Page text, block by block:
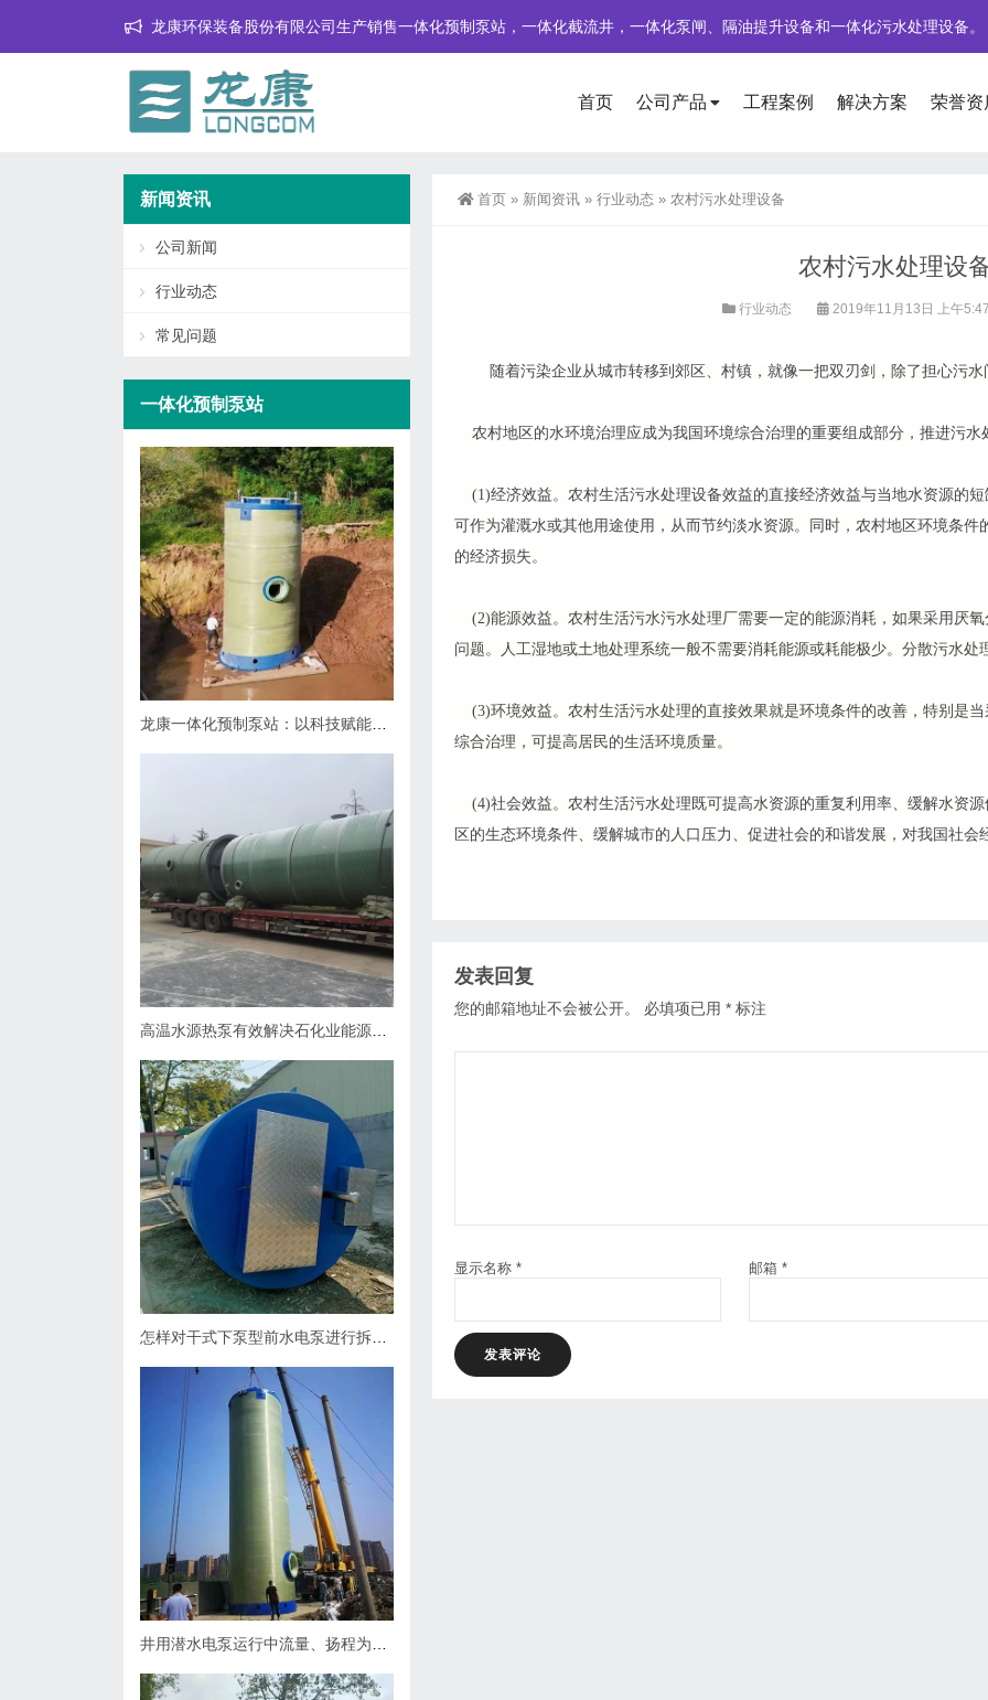
龙康环保装备股份有限公司生产销售一体化预制泵站，一体化截流井，一体化泵闸、隔油提升设备和一体化污水处理设备。
首页 公司产品 工程案例 解决方案 荣誉资
首页 » 新闻资讯 » 行业动态 » 农村污水处理设备
农村污水处理设
行业动态 2019年11月13日 上午
随着污染企业从城市转移到郊区、村镇，就像一把双刃剑，除了担心污
农村地区的水环境治理应成为我国环境综合治理的重要组成部分，推进污水
(1)经济效益。农村生活污水处理设备效益的直接经济效益与当地水资源的
可作为灌溉水或其他用途使用，从而节约淡水资源。同时，农村地区环境条
的经济损失。
(2)能源效益。农村生活污水污水处理厂需要一定的能源消耗，如果采用厌
问题。人工湿地或土地处理系统一般不需要消耗能源或耗能极少。分散污水处
(3)环境效益。农村生活污水处理的直接效果就是环境条件的改善，特别是
综合治理，可提高居民的生活环境质量。
(4)社会效益。农村生活污水处理既可提高水资源的重复利用率、缓解水资
区的生态环境条件、缓解城市的人口压力、促进社会的和谐发展，对我国社
发表回复
您的邮箱地址不会被公开。 必填项已用 * 标注
显示名称 * 邮箱 *
新闻资讯
公司新闻
行业动态
常见问题
一体化预制泵站